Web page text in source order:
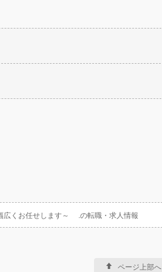
広くお任せします～ .の転職・求人情報
ページ上部へ